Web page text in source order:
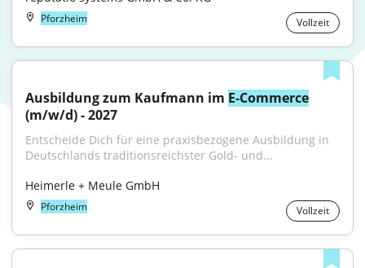
Pforzheim Vollzeit
Ausbildung zum Kaufmann im E-Commerce
(m/w/d) - 2027
Entscheide Dich für eine praxisbezogene Ausbildung in
Deutschlands traditionsreichster Gold- und...
Heimerle + Meule GmbH
Pforzheim Vollzeit